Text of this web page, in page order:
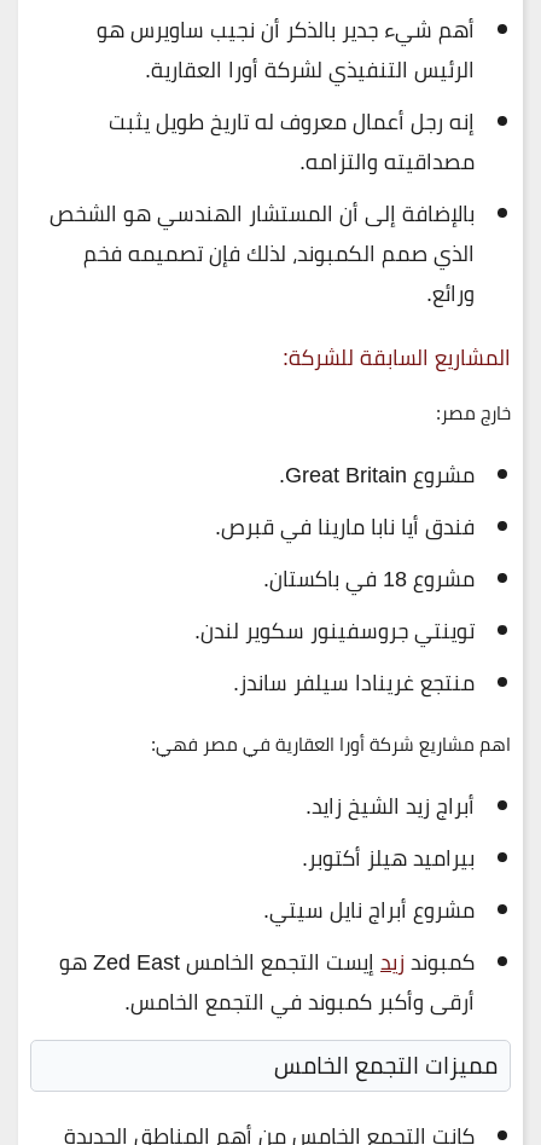
أهم شيء جدير بالذكر أن نجيب ساويرس هو
الرئيس التنفيذي لشركة أورا العقارية.
إنه رجل أعمال معروف له تاريخ طويل يثبت
مصداقيته والتزامه.
بالإضافة إلى أن المستشار الهندسي هو الشخص
الذي صمم الكمبوند، لذلك فإن تصميمه فخم
ورائع.
المشاريع السابقة للشركة:
خارج مصر:
مشروع Great Britain.
فندق أيا نابا مارينا في قبرص.
مشروع 18 في باكستان.
توينتي جروسفينور سكوير لندن.
منتجع غرينادا سيلفر ساندز.
اهم مشاريع شركة أورا العقارية في مصر فهي:
أبراج زيد الشيخ زايد.
بيراميد هيلز أكتوبر.
مشروع أبراج نايل سيتي.
كمبوندزيد
إيست التجمع الخامس Zed East هو
أرقى وأكبر كمبوند في التجمع الخامس.
مميزات التجمع الخامس
كانت التجمع الخامس من أهم المناطق الجديدة